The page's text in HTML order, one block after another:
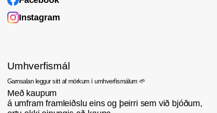
Instagram
Umhverfismál
Garnsalan leggur sitt af mörkum í umhverfismálum 🌱
Með kaupum
á umfram framleiðslu eins og þeirri sem við bjóðum,